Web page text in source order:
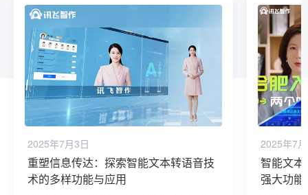
2025年7月3日
重塑信息传达：探索智能文本转语音技
术的多样功能与应用
2025年7
智能文本
强大功能